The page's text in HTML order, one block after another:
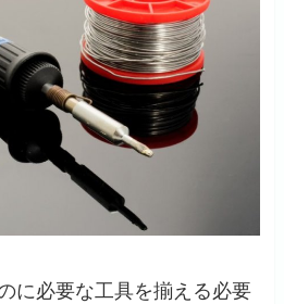
に必要な工具を揃える必要